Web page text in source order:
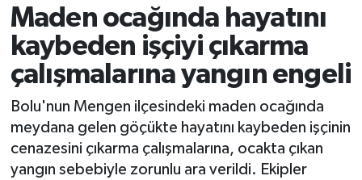
Maden ocağında hayatını
kaybeden işçiyi çıkarma
çalışmalarına yangın engeli
Bolu'nun Mengen ilçesindeki maden ocağında
meydana gelen göçükte hayatını kaybeden işçinin
cenazesini çıkarma çalışmalarına, ocakta çıkan
yangın sebebiyle zorunlu ara verildi. Ekipler
Yurttan Haberler
Ekonomi
Teknoloji
Sağlık
Rize Trafik Yoğunluk Haritası
Süper Lig Puan Durumu ve Fikstür
Tüm Manşetler
Son Dakika Haberleri
Haber Arşivi